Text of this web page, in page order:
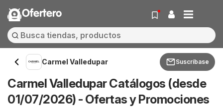
Ofertero
Carmel Valledupar Suscríbase
Carmel Valledupar Catálogos (desde
01/07/2026) - Ofertas y Promociones